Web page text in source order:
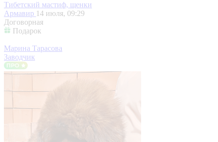
Тибетский мастиф, щенки
Армавир 14 июля, 09:29
Договорная
Подарок
Марина Тарасова
Заводчик